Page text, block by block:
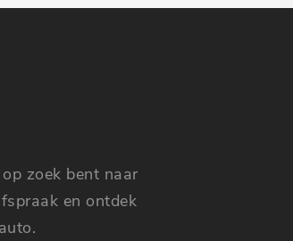
zoek bent naar
en ontdek